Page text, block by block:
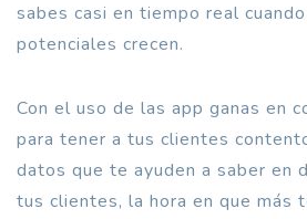
sabes casi en tiempo real
potenciales crecen.
Con el uso de las app ganas en
para tener a tus clientes
datos que te ayuden a saber en
tus clientes, la hora en que más